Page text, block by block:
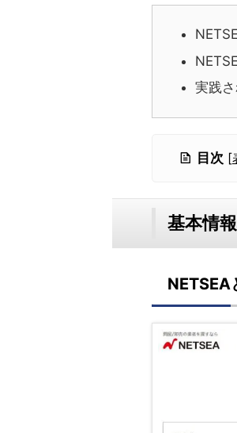
実践
目次 [
基本情報
NETSEA